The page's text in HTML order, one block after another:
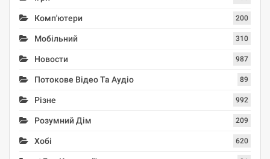
Комп'ютери 200
Мобільний 310
Новости 987
Потокове Відео Та Аудіо 89
Різне 992
Розумний Дім 209
Хобі 620